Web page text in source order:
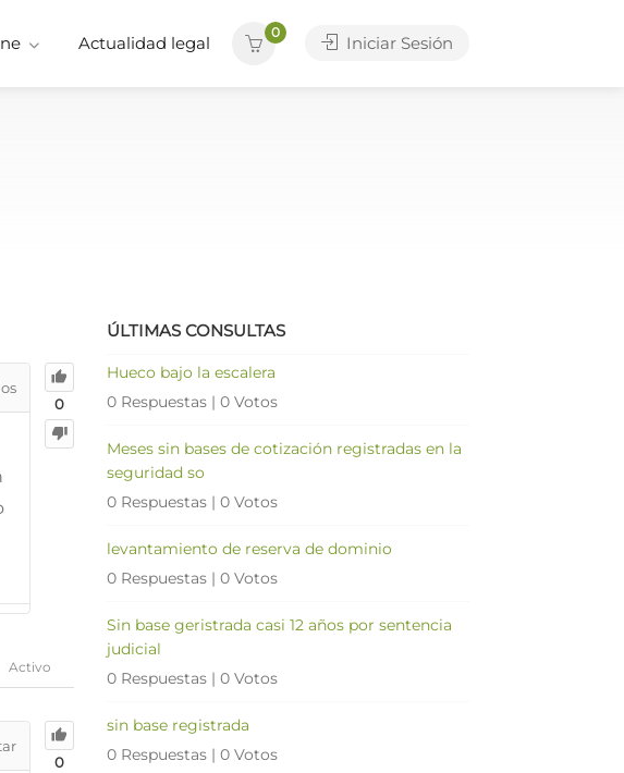
Actualidad legal
0
Iniciar Sesión
0
Activo
0
ÚLTIMAS CONSULTAS
Hueco bajo la escalera
0 Respuestas | 0 Votos
Meses sin bases de cotización registradas en la
seguridad so
0 Respuestas | 0 Votos
levantamiento de reserva de dominio
0 Respuestas | 0 Votos
Sin base geristrada casi 12 años por sentencia
judicial
0 Respuestas | 0 Votos
sin base registrada
0 Respuestas | 0 Votos